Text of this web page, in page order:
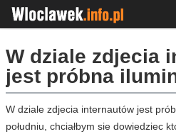
W dziale zdjecia
jest próbna
W dziale zdjecia internautów jest
południu, chciałbym sie dowiedziec